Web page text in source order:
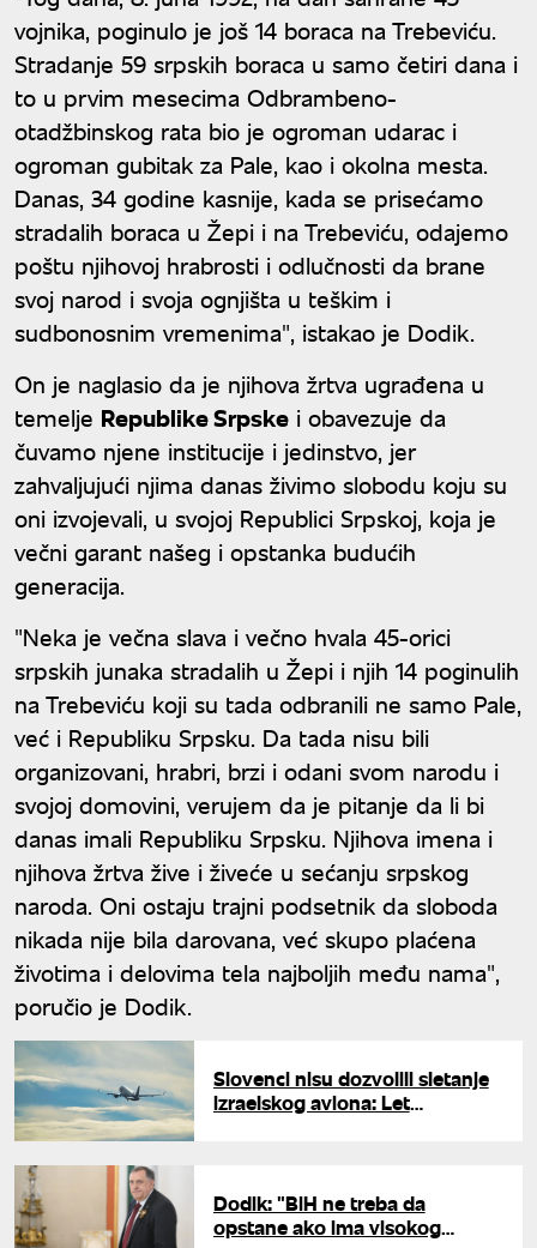
vojnika, poginulo je još 14 boraca na Trebeviću.
Stradanje 59 srpskih boraca u samo četiri dana i
to u prvim mesecima Odbrambeno-
otadžbinskog rata bio je ogroman udarac i
ogroman gubitak za Pale, kao i okolna mesta.
Danas, 34 godine kasnije, kada se prisećamo
stradalih boraca u Žepi i na Trebeviću, odajemo
poštu njihovoj hrabrosti i odlučnosti da brane
svoj narod i svoja ognjišta u teškim i
sudbonosnim vremenima", istakao je Dodik.
On je naglasio da je njihova žrtva ugrađena u
temelje Republike Srpske i obavezuje da
čuvamo njene institucije i jedinstvo, jer
zahvaljujući njima danas živimo slobodu koju su
oni izvojevali, u svojoj Republici Srpskoj, koja je
večni garant našeg i opstanka budućih
generacija.
"Neka je večna slava i večno hvala 45-orici
srpskih junaka stradalih u Žepi i njih 14 poginulih
na Trebeviću koji su tada odbranili ne samo Pale,
već i Republiku Srpsku. Da tada nisu bili
organizovani, hrabri, brzi i odani svom narodu i
svojoj domovini, verujem da je pitanje da li bi
danas imali Republiku Srpsku. Njihova imena i
njihova žrtva žive i živeće u sećanju srpskog
naroda. Oni ostaju trajni podsetnik da sloboda
nikada nije bila darovana, već skupo plaćena
životima i delovima tela najboljih među nama",
poručio je Dodik.
Slovenci nisu dozvolili sletanje
izraelskog aviona: Let
Dodik: "BiH ne treba da
opstane ako ima visokog